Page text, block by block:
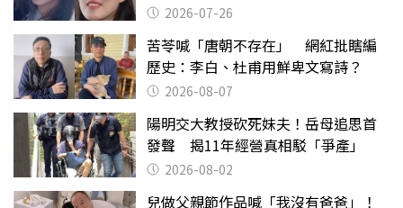
2026-07-26
苦苓喊「唐朝不存在」 網紅批瞎編
歷史：李白、杜甫用鮮卑文寫詩？
2026-08-07
陽明交大教授砍死妹夫！岳母追思首
發聲 揭11年經營真相駁「爭產」
2026-08-02
兒做父親節作品喊「我沒有爸爸」！